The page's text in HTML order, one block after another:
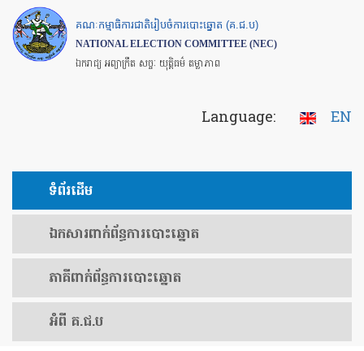
Skip
to
main
គណៈកម្មាធិការជាតិរៀបចំការបោះឆ្នោត (គ.ជ.ប)
NATIONAL ELECTION COMMITTEE (NEC)
ឯករាជ្យ អព្យាក្រឹត សច្ចៈ យុត្តិធម៌ តម្លាភាព
Language: EN
ទំព័រ​ដើម
ឯកសារ​ពាក់ព័ន្ធ​ការ​បោះឆ្នោត
​ភាគីពាក់ព័ន្ធ​​ការ​បោះឆ្នោត
អំពី គ.ជ.ប